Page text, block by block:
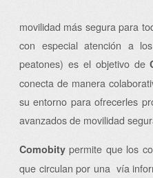
movilidad más segura para
con especial atención a
peatones) es el objetivo de
conecta de manera
su entorno para ofrecerles
avanzados de movilidad
Comobity permite que los
que circulan por una vía